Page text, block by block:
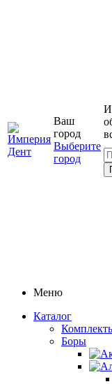
Ваш
город
Выберите
город
Меню
Каталог
Боры